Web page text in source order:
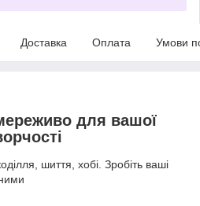
Доставка Оплата Умови
для вашої
шиття, хобі. Зробіть ваші